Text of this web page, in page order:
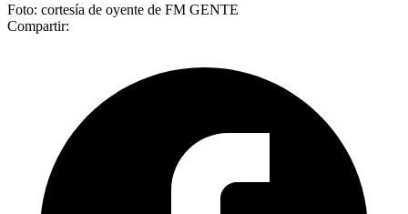
Foto: cortesía de oyente de FM GENTE
Compartir: